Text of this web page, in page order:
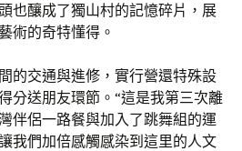
也釀成了獨山村的記憶碎片，展
術的奇特懂得。
的交通與進修，實行營還特殊設
分送朋友環節。“這是我第三次離
伴侶一路餐與加入了跳舞組的運
我們加倍感觸感染到這里的人文